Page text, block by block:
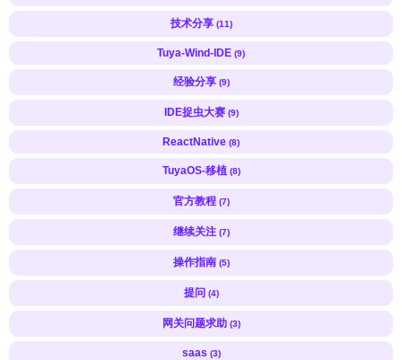
技术分享 (11)
Tuya-Wind-IDE (9)
经验分享 (9)
IDE捉虫大赛 (9)
ReactNative (8)
TuyaOS-移植 (8)
官方教程 (7)
继续关注 (7)
操作指南 (5)
提问 (4)
网关问题求助 (3)
saas (3)